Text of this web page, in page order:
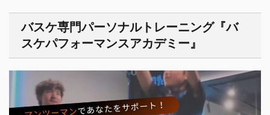
バスケ専門パーソナルトレーニング『バ
スケパフォーマンスアカデミー』